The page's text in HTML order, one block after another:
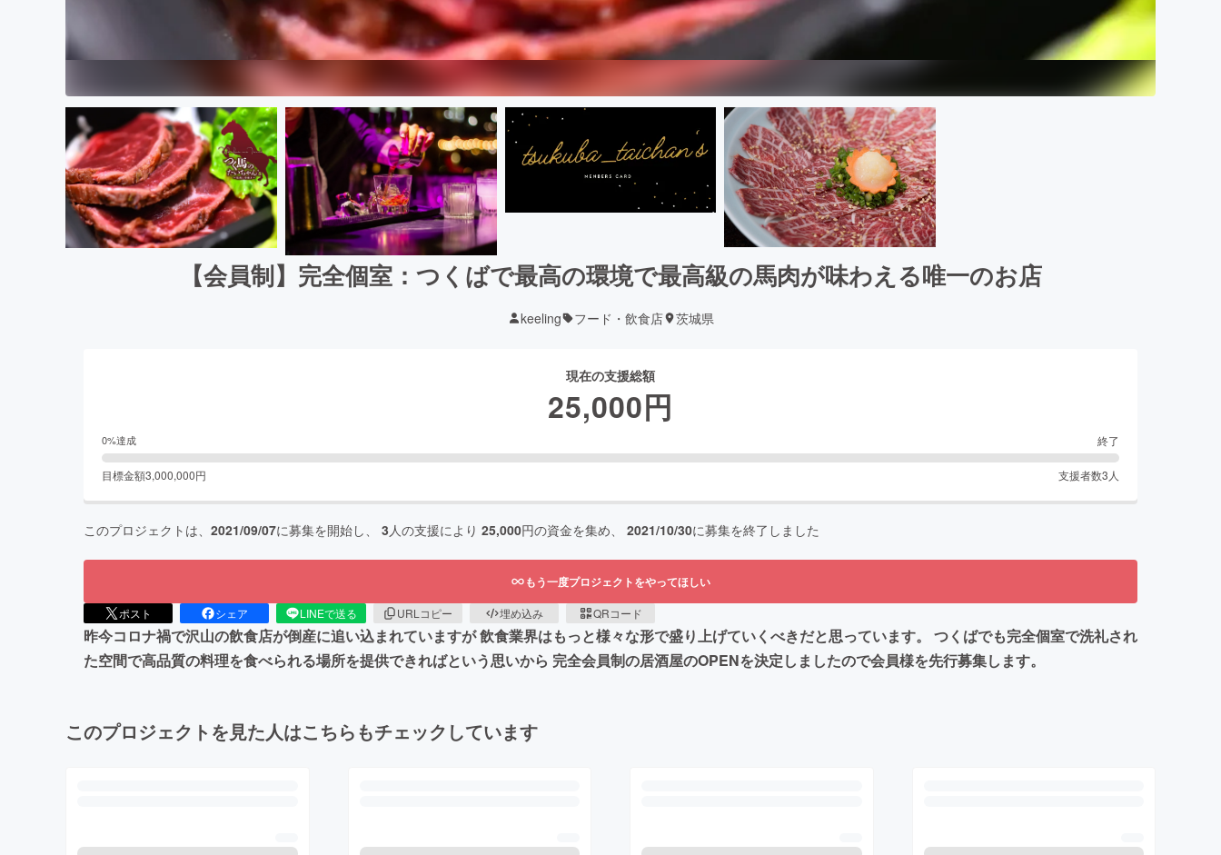
【会員制】完全個室：つくばで最高の環境で最高級の馬肉が味わえる唯一のお店
keeling フード・飲食店 茨城県
現在の支援総額
25,000円
0%達成 終了
目標金額3,000,000円 支援者数3 人
このプロジェクトは、 2021/09/07に募集を開始し、 3 人の支援により 25,000円の資金を集め、 2021/10/30に募集を終了しました
もう一度プロジェクトをやってほしい
ポスト シェア LINEで送る URLコピー 埋め込み QRコード
昨今コロナ禍で沢山の飲食店が倒産に追い込まれていますが 飲食業界はもっと様々な形で盛り上げていくべきだと思っています。 つくばでも完全個室で洗礼され
た空間で高品質の料理を食べられる場所を提供できればという思いから 完全会員制の居酒屋のOPENを決定しましたので会員様を先行募集します。
このプロジェクトを見た人はこちらもチェックしています